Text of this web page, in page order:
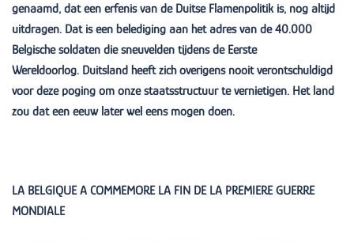
genaamd, dat een erfenis van de Duitse Flamenpolitik is, nog altijd
uitdragen. Dat is een belediging aan het adres van de 40.000
Belgische soldaten die sneuvelden tijdens de Eerste
Wereldoorlog. Duitsland heeft zich overigens nooit verontschuldigd
voor deze poging om onze staatsstructuur te vernietigen. Het land
zou dat een eeuw later wel eens mogen doen.
LA BELGIQUE A COMMEMORE LA FIN DE LA PREMIERE GUERRE
MONDIALE